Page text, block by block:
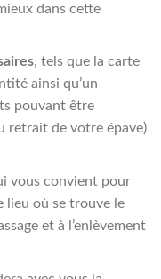
dans cette
, tels que la carte
ainsi qu’un
pouvant être
retrait de votre épave)
vous convient pour
lieu où se trouve le
et à l’enlèvement